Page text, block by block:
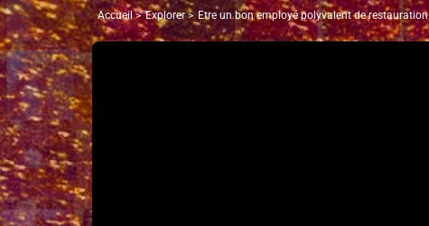
Accueil Explorer Etre un bon employé polyvalent de restauration